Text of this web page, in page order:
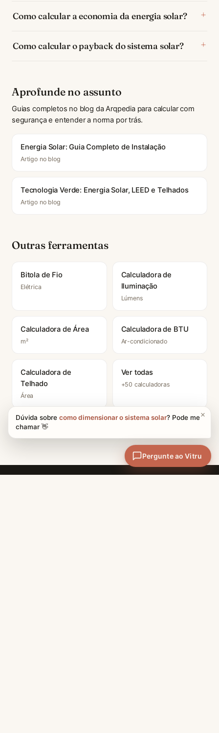
Como calcular a economia da energia solar?
Como calcular o payback do sistema solar?
Aprofunde no assunto
Guias completos no blog da Arqpedia para calcular com
segurança e entender a norma por trás.
Energia Solar: Guia Completo de Instalação
Artigo no blog
Tecnologia Verde: Energia Solar, LEED e Telhados
Artigo no blog
Outras ferramentas
Bitola de Fio
Elétrica
Calculadora de
Iluminação
Lúmens
Calculadora de Área
m²
Calculadora de BTU
Ar-condicionado
Calculadora de
Telhado
Área
Ver todas
+50 calculadoras